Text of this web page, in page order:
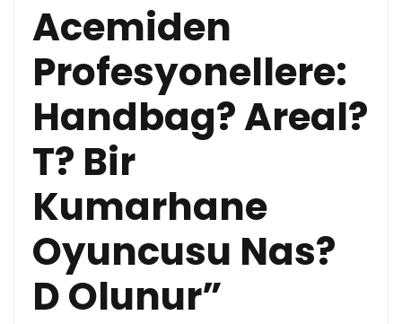
Acemiden
Profesyonellere:
Handbag? Areal?
T? Bir
Kumarhane
Oyuncusu Nas?
D Olunur”